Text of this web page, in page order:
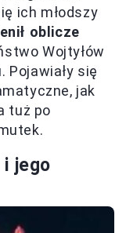
ich młodszy
oblicze
Wojtyłów
Pojawiały się
jak
tuż po
i jego